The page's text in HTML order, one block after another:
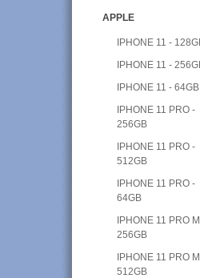
APPLE
IPHONE 11 -
IPHONE 11 -
IPHONE 11 - 64GB
IPHONE 11 PRO -
256GB
IPHONE 11 PRO -
512GB
IPHONE 11 PRO -
64GB
IPHONE 11 PRO
256GB
IPHONE 11 PRO
512GB